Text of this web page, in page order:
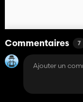
Commentaires 7